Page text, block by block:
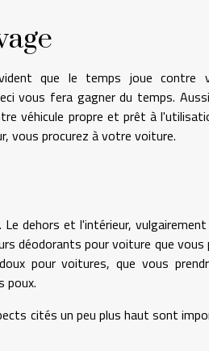
que le temps joue contre
vous fera gagner du temps.
véhicule propre et prêt à
vous procurez à votre voiture.
dehors et l'intérieur,
déodorants pour voiture que
pour voitures, que vous
poux.
cités un peu plus haut sont